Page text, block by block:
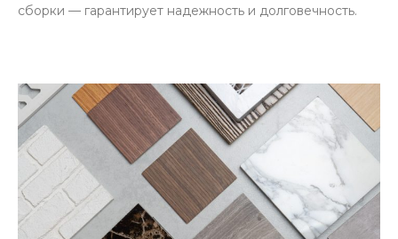
сборки — гарантирует надежность и долговечность.